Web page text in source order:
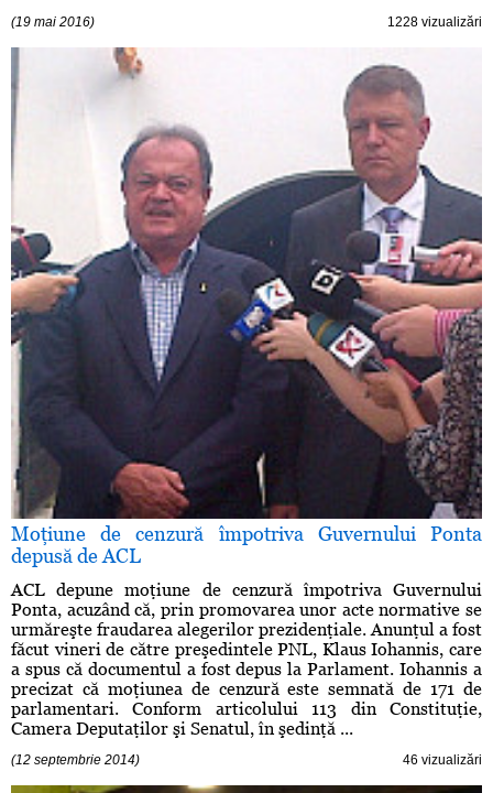
(19 mai 2016) 1228 vizualizări
Moţiune de cenzură împotriva Guvernului Ponta
depusă de ACL
ACL depune moţiune de cenzură împotriva Guvernului
Ponta, acuzând că, prin promovarea unor acte normative se
urmăreşte fraudarea alegerilor prezidenţiale. Anunţul a fost
făcut vineri de către preşedintele PNL, Klaus Iohannis, care
a spus că documentul a fost depus la Parlament. Iohannis a
precizat că moţiunea de cenzură este semnată de 171 de
parlamentari. Conform articolului 113 din Constituţie,
Camera Deputaţilor şi Senatul, în şedinţă ...
(12 septembrie 2014) 46 vizualizări